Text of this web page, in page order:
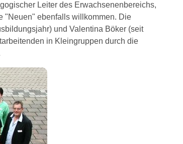
Leiter des Erwachsenenbereichs,
"Neuen" ebenfalls willkommen. Die
und Valentina Böker (seit
in Kleingruppen durch die